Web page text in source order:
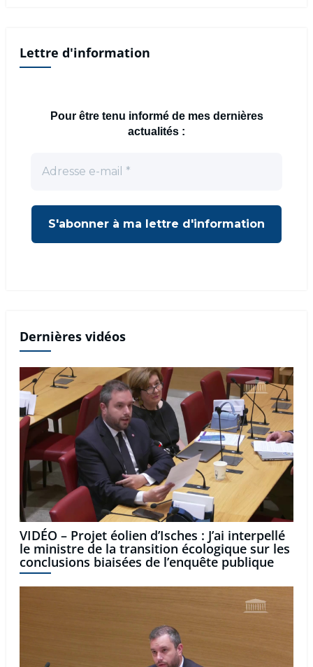
Lettre d'information
Pour être tenu informé de mes dernières
actualités :
Dernières vidéos
VIDÉO – Projet éolien d’Isches : J’ai interpellé
le ministre de la transition écologique sur les
conclusions biaisées de l’enquête publique